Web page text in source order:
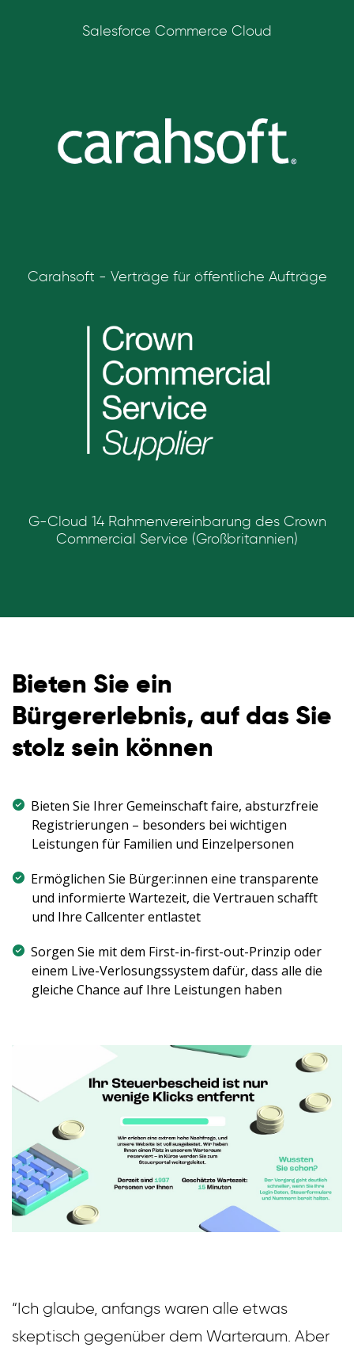
Salesforce Commerce Cloud
Carahsoft - Verträge für öffentliche Aufträge
G-Cloud 14 Rahmenvereinbarung des Crown
Commercial Service (Großbritannien)
Bieten Sie ein
Bürgererlebnis, auf das Sie
stolz sein können
Bieten Sie Ihrer Gemeinschaft faire, absturzfreie
Registrierungen – besonders bei wichtigen
Leistungen für Familien und Einzelpersonen
Ermöglichen Sie Bürger:innen eine transparente
und informierte Wartezeit, die Vertrauen schafft
und Ihre Callcenter entlastet
Sorgen Sie mit dem First-in-first-out-Prinzip oder
einem Live-Verlosungssystem dafür, dass alle die
gleiche Chance auf Ihre Leistungen haben
“Ich glaube, anfangs waren alle etwas
skeptisch gegenüber dem Warteraum. Aber